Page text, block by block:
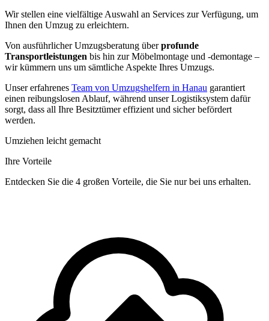
Wir stellen eine vielfältige Auswahl an Services zur Verfügung, um
Ihnen den Umzug zu erleichtern.
Von ausführlicher Umzugsberatung überprofunde
Transportleistungen bis hin zur Möbelmontage und -demontage –
wir kümmern uns um sämtliche Aspekte Ihres Umzugs.
Unser erfahrenes Team von Umzugshelfern in Hanau garantiert
einen reibungslosen Ablauf, während unser Logistiksystem dafür
sorgt, dass all Ihre Besitztümer effizient und sicher befördert
werden.
Umziehen leicht gemacht
Ihre Vorteile
Entdecken Sie die 4 großen Vorteile, die Sie nur bei uns erhalten.